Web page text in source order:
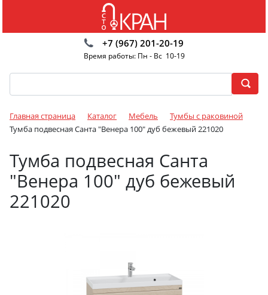
+7 (967) 201-20-19
Время работы: Пн - Вс 10-19
Главная страница Каталог Мебель
Тумбы с раковиной
Тумба подвесная Санта "Венера 100" дуб бежевый 221020
Тумба подвесная Санта
"Венера 100" дуб бежевый
221020